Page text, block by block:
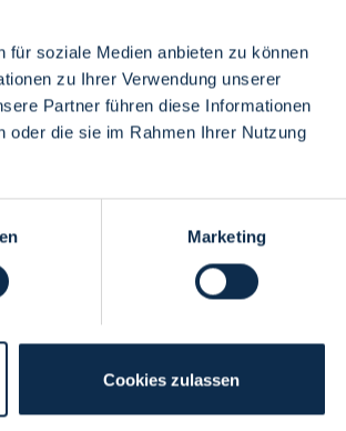
für soziale Medien anbieten zu können
zu Ihrer Verwendung unserer
Partner führen diese Informationen
oder die sie im Rahmen Ihrer Nutzung
Marketing
Cookies zulassen